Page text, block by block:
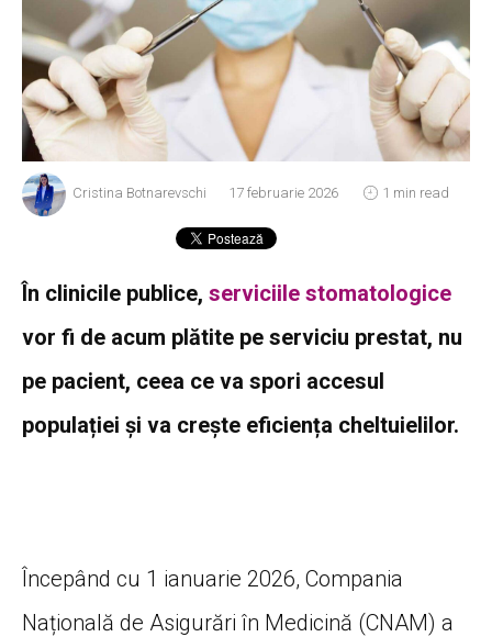
Cristina Botnarevschi 17 februarie 2026 1 min read
În clinicile publice, serviciile stomatologice
vor fi de acum plătite pe serviciu prestat, nu
pe pacient, ceea ce va spori accesul
populației și va crește eficiența cheltuielilor.
Începând cu 1 ianuarie 2026, Compania
Națională de Asigurări în Medicină (CNAM) a